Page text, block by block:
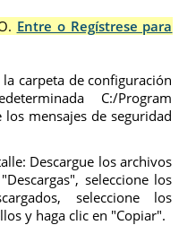
Entre o Regístrese para
carpeta de configuración
C:/Program
mensajes de seguridad
Descargue los archivos
seleccione los
seleccione los
y haga clic en "Copiar".